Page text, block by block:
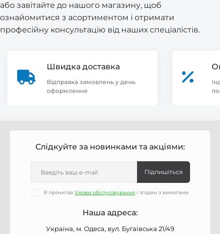
або завітайте до нашого магазину, щоб
ознайомитися з асортиментом і отримати
професійну консультацію від наших спеціалістів.
Швидка доставка
Відправка замовлень у день
оформлення
Слідкуйте за новинками та акціями:
Підпишіться
Я прочитав Умови обслуговування і згоден з вимогами
Наша адреса:
Україна, м. Одеса, вул. Бугаївська 21/49